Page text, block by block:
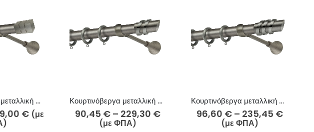
Κουρτινόβεργα μεταλλική Φ25 ανθρακί Νίσυρος Κ75-2525
€ (με
Κουρτινόβεργα μεταλλική Φ25 ανθρακί Πάρος Κ21/2-2525
90,45 € – 229,30 €
(με ΦΠΑ)
Κουρτινόβεργα μεταλλική Φ25 ανθρακί Πάρος Κ21/3-2525
96,60 € – 235,45 €
(με ΦΠΑ)